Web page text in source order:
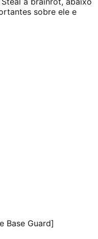
sobre ele e
Base Guard]